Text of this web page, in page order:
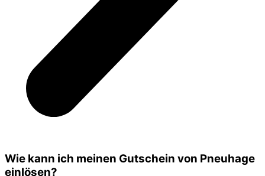
Wie kann ich meinen Gutschein von Pneuhage
einlösen?